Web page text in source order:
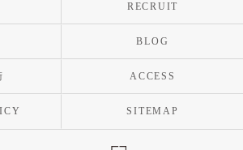
RECRUIT
BLOG
ACCESS
SITEMAP